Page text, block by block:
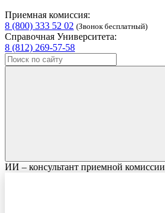
Приемная комиссия:
8 (800) 333 52 02 (Звонок бесплатный)
Справочная Университета:
8 (812) 269-57-58
ИИ – консультант приемной комиссии